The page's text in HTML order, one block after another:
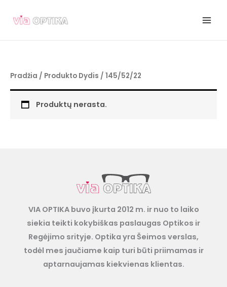
prie
Pradžia / Produkto Dydis / 145/52/22
Produktų nerasta.
VIA OPTIKA buvo įkurta 2012 m. ir nuo to laiko
siekia teikti kokybiškas paslaugas Optikos ir
Regėjimo srityje. Optika yra Šeimos verslas,
todėl mes jaučiame kaip turi būti priimamas ir
aptarnaujamas kiekvienas klientas.